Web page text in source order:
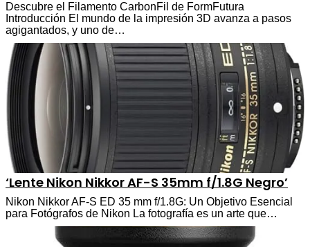
Descubre el Filamento CarbonFil de FormFutura
Introducción El mundo de la impresión 3D avanza a pasos
agigantados, y uno de…
‘Lente Nikon Nikkor AF-S 35mm f/1.8G Negro’
Nikon Nikkor AF-S ED 35 mm f/1.8G: Un Objetivo Esencial
para Fotógrafos de Nikon La fotografía es un arte que…